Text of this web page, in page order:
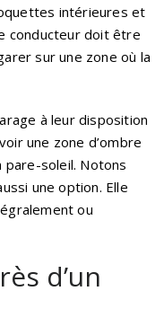
intérieures et
conducteur doit être
sur une zone où la
à leur disposition
une zone d’ombre
soleil. Notons
une option. Elle
ou
d’un